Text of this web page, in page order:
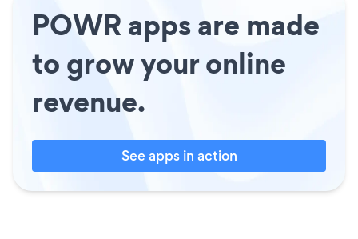
POWR apps are made
to grow your online
revenue.
See apps in action